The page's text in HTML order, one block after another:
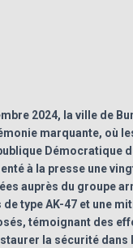
2024, la ville de
marquante, où
Démocratique
à la presse une
auprès du groupe
type AK-47 et une
témoignant des
la sécurité dans